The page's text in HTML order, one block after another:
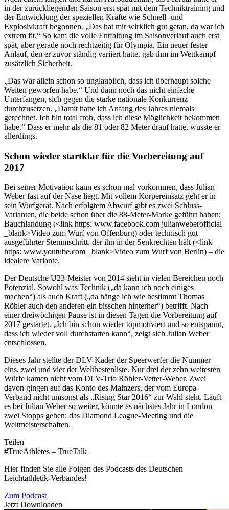
in der zurückliegenden Saison erst spät mit dem Techniktraining und
der Entwicklung der speziellen Kräfte wie Schnell- und
Explosivkraft begonnen. „Das hat mir wirklich gut getan, da war ich
extrem fit.“ So kam die volle Entfaltung im Saisonverlauf auch erst
spät, aber gerade noch rechtzeitig für Olympia. Ein neuer fester
Anlauf, den er zuvor ständig variiert hatte, gab ihm im Wettkampf
zusätzlich Sicherheit.
„Das war allein schon so unglaublich, dass ich überhaupt solche
Weiten geworfen habe.“ Und dann noch das nicht einfache
Unterfangen, sich gegen die starke nationale Konkurrenz
durchzusetzen. „Damit hatte ich Anfang des Jahres niemals
gerechnet. Ich bin total froh, dass ich diese Möglichkeit bekommen
habe.“ Dass er mehr als die 81 oder 82 Meter drauf hatte, wusste er
allerdings.
Schon wieder startklar für die Vorbereitung auf
2017
Bei seiner Motivation kann es schon mal vorkommen, dass Julian
Weber fast auf der Nase liegt. Mit vollem Körpereinsatz geht er in
sein Wurfgerät. Nach erfolgtem Abwurf gibt es zwei Schluss-
Varianten, die beide schon über die 88-Meter-Marke geführt haben:
Bauchlandung (<link https: www.facebook.com julianweberofficial
_blank>Video zum Wurf von Offenburg) oder technisch gut
ausgeführter Stemmschritt, der ihn in der Senkrechten hält (<link
https: www.youtube.com _blank>Video zum Wurf von Berlin) – die
idealere Variante.
Der Deutsche U23-Meister von 2014 sieht in vielen Bereichen noch
Potenzial. Sowohl was Technik („da kann ich noch einiges
machen“) als auch Kraft („da hänge ich wie bestimmt Thomas
Röhler auch den anderen ein bisschen hinterher“) betrifft. Nach
einer dreiwöchigen Pause ist in diesen Tagen die Vorbereitung auf
2017 gestartet. „Ich bin schon wieder topmotiviert und so entspannt,
dass ich wieder voll durchstarten kann“, zeigt sich Julian Weber
entschlossen.
Dieses Jahr stellte der DLV-Kader der Speerwerfer die Nummer
eins, zwei und vier der Weltbestenliste. Nur drei der zehn weitesten
Würfe kamen nicht vom DLV-Trio Röhler-Vetter-Weber. Zwei
davon gingen auf das Konto des Mainzers, der vom Europa-
Verband nicht umsonst als „Rising Star 2016“ zur Wahl steht. Läuft
es bei Julian Weber so weiter, könnte es nächstes Jahr in London
zwei Stopps geben: das Diamond League-Meeting und die
Weltmeisterschaften.
Teilen
#TrueAthletes – TrueTalk
Hier finden Sie alle Folgen des Podcasts des Deutschen
Leichtathletik-Verbandes!
Zum Podcast
Jetzt Downloaden